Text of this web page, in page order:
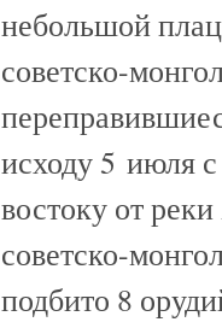
небольшой
советско-
исходу 5 июля
востоку от
советско-
подбито 8